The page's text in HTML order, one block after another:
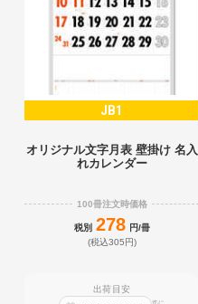
JB1
オリジナル文字月表 壁掛け 名入
れカレンダー
100冊注文時価格
税別 278 円/冊
(税込305円)
出荷目安
迄に